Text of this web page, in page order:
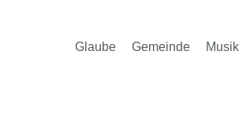
Glaube Gemeinde Musik